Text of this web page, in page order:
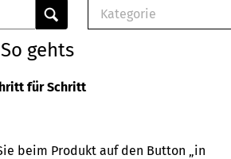
Veranstaltungen
0
Elemente
Kategorie
Buch
gehts
für Schritt
beim Produkt auf den Button „in